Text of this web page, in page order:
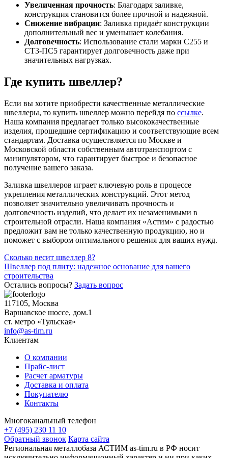
Увеличенная прочность: Благодаря заливке,
конструкция становится более прочной и надежной.
Снижение вибрации: Заливка придаёт конструкции
дополнительный вес и уменьшает колебания.
Долговечность: Использование стали марки С255 и
СТ3-ПС5 гарантирует долговечность даже при
значительных нагрузках.
Где купить швеллер?
Если вы хотите приобрести качественные металлические
швеллеры, то купить швеллер можно перейдя по ссылке.
Наша компания предлагает только высококачественные
изделия, прошедшие сертификацию и соответствующие всем
стандартам. Доставка осуществляется по Москве и
Московской области собственным автотранспортом с
манипулятором, что гарантирует быстрое и безопасное
получение вашего заказа.
Заливка швеллеров играет ключевую роль в процессе
укрепления металлических конструкций. Этот метод
позволяет значительно увеличивать прочность и
долговечность изделий, что делает их незаменимыми в
строительной отрасли. Наша компания «Астим» с радостью
предложит вам не только качественную продукцию, но и
поможет с выбором оптимального решения для ваших нужд.
Навигация
по
записям
Сколько весит швеллер 8?
Швеллер под плиту: надежное основание для вашего
строительства
Остались вопросы? Задать вопрос
117105, Москва
Варшавское шоссе, дом.1
ст. метро «Тульская»
info@as-tim.ru
Клиентам
О компании
Прайс-лист
Расчет арматуры
Доставка и оплата
Покупателю
Контакты
Многоканальный телефон
+7 (495) 230 11 10
Обратный звонок Карта сайта
Региональная металлобаза АСТИМ as-tim.ru в РФ носит